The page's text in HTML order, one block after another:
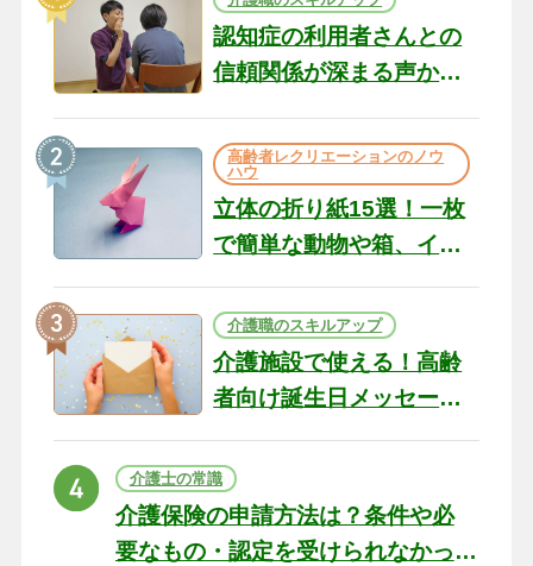
認知症の利用者さんとの
信頼関係が深まる声かけ
の現場から（22）
高齢者レクリエーションのノウ
ハウ
立体の折り紙15選！一枚
で簡単な動物や箱、イン
テリアになる作品まで
介護職のスキルアップ
介護施設で使える！高齢
者向け誕生日メッセージ
の例文と書き方のポイン
ト
介護士の常識
介護保険の申請方法は？条件や必
要なもの・認定を受けられなかっ